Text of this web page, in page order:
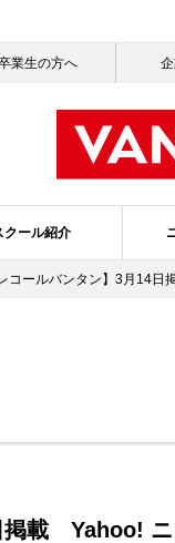
業生の方へ
クール紹介
コールバンタン】3月14日
掲載 Yahoo!